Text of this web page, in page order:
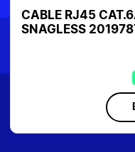
CABLE RJ45
SNAGLESS